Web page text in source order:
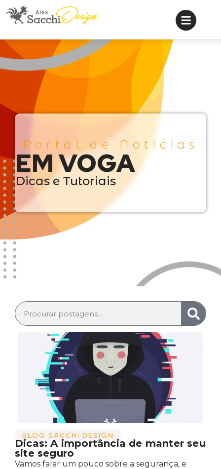
Portal de Notícias
EM VOGA
Dicas e Tutoriais
BLOG SACCHI DESIGN
Dicas: A importância de manter seu
site seguro
Vamos falar um pouco sobre a segurança, e